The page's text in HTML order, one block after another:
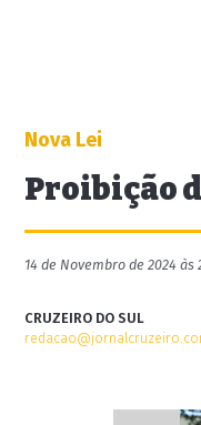
Nova Lei
Proibição
14 de Novembro de 2024 às
CRUZEIRO DO SUL